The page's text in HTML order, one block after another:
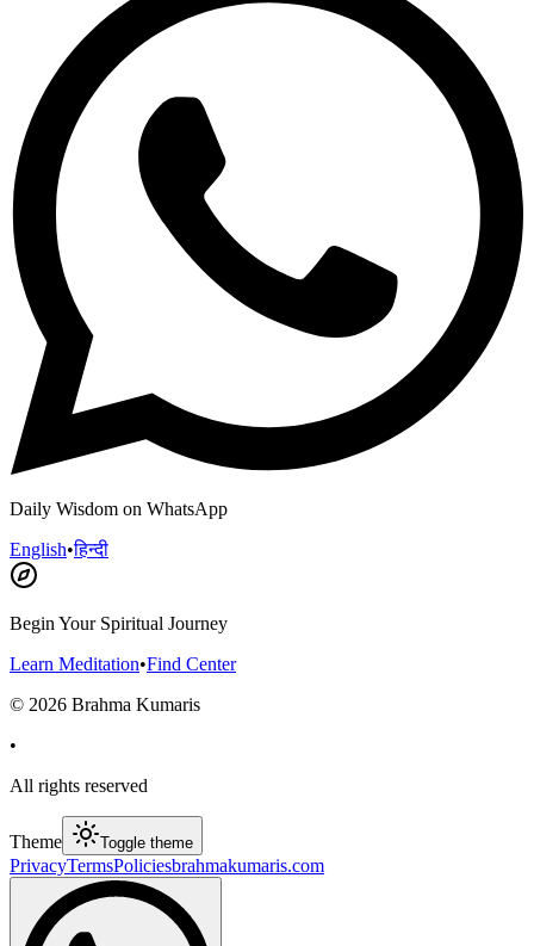
Daily Wisdom on WhatsApp
English•हिन्दी
Begin Your Spiritual Journey
Learn Meditation•Find Center
© 2026 Brahma Kumaris
•
All rights reserved
Theme Toggle theme
PrivacyTermsPoliciesbrahmakumaris.com